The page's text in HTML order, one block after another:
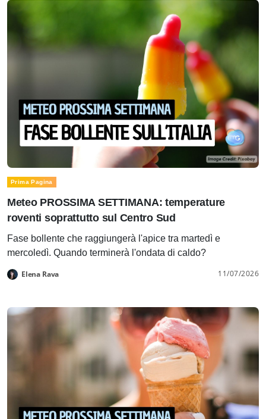
Prima Pagina
Meteo PROSSIMA SETTIMANA: temperature
roventi soprattutto sul Centro Sud
Fase bollente che raggiungerà l'apice tra martedì e
mercoledì. Quando terminerà l'ondata di caldo?
Elena Rava 11/07/2026